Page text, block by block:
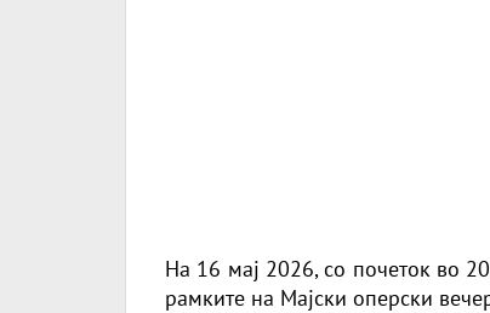
На 16 мај 2026, со почеток во
рамките на Мајски оперски